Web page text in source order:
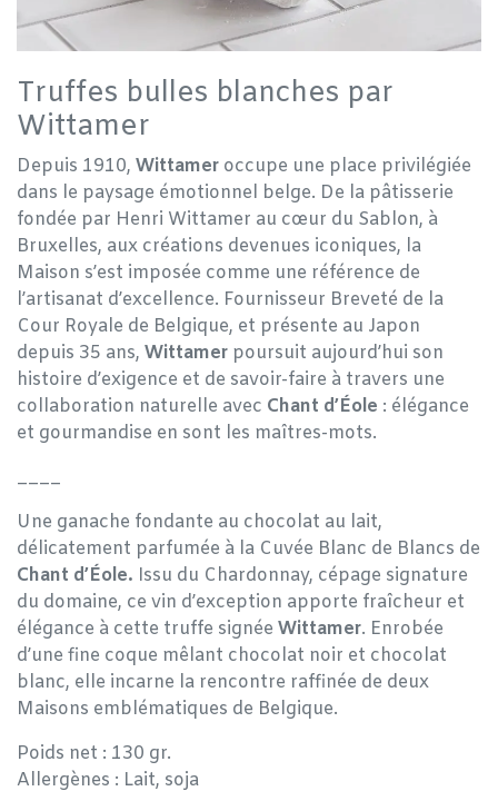
Truffes bulles blanches par
Wittamer
Depuis 1910, Wittamer occupe une place privilégiée
dans le paysage émotionnel belge. De la pâtisserie
fondée par Henri Wittamer au cœur du Sablon, à
Bruxelles, aux créations devenues iconiques, la
Maison s’est imposée comme une référence de
l’artisanat d’excellence. Fournisseur Breveté de la
Cour Royale de Belgique, et présente au Japon
depuis 35 ans, Wittamer poursuit aujourd’hui son
histoire d’exigence et de savoir-faire à travers une
collaboration naturelle avec Chant d’Éole : élégance
et gourmandise en sont les maîtres-mots.
____
Une ganache fondante au chocolat au lait,
délicatement parfumée à la Cuvée Blanc de Blancs de
Chant d’Éole. Issu du Chardonnay, cépage signature
du domaine, ce vin d’exception apporte fraîcheur et
élégance à cette truffe signée Wittamer. Enrobée
d’une fine coque mêlant chocolat noir et chocolat
blanc, elle incarne la rencontre raffinée de deux
Maisons emblématiques de Belgique.
Poids net : 130 gr.
Allergènes : Lait, soja